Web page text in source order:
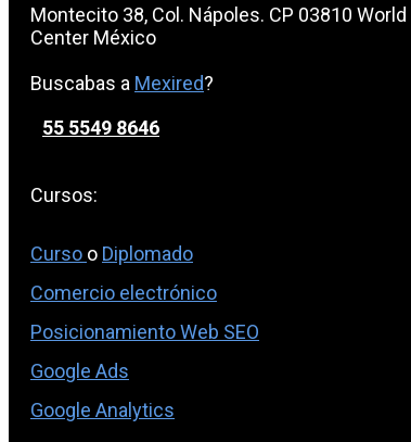
Montecito 38, Col. Nápoles. CP 03810 World
Center México
Buscabas a Mexired?
55 5549 8646
Cursos:
Curso o Diplomado
Comercio electrónico
Posicionamiento Web SEO
Google Ads
Google Analytics